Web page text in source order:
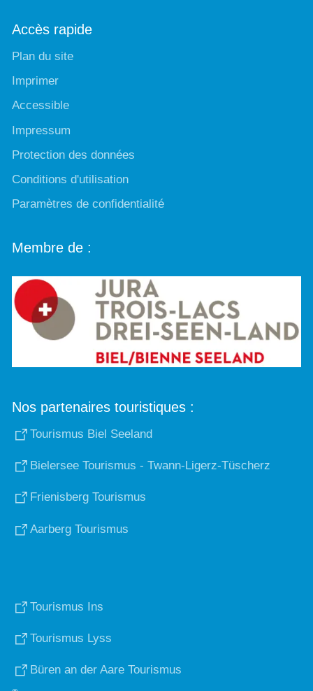
Accès rapide
Plan du site
Imprimer
Accessible
Impressum
Protection des données
Conditions d'utilisation
Paramètres de confidentialité
Membre de :
Nos partenaires touristiques :
Tourismus Biel Seeland
Bielersee Tourismus - Twann-Ligerz-Tüscherz
Frienisberg Tourismus
Aarberg Tourismus
Tourismus Ins
Tourismus Lyss
Büren an der Aare Tourismus